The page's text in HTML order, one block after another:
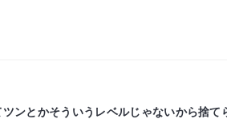
ンとかそういうレベルじゃないから捨